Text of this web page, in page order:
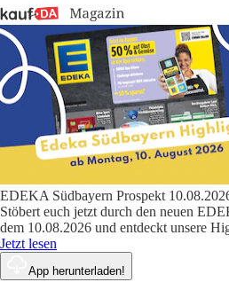
EDEKA Südbayern Prospekt
Stöbert euch jetzt durch den neuen
dem 10.08.2026 und entdeckt unsere
Jetzt lesen
App herunterladen!